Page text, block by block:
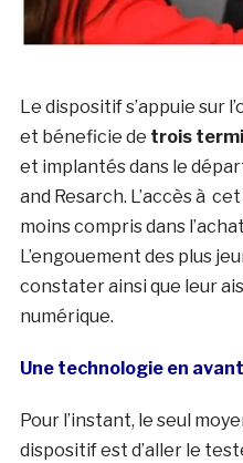
Le dispositif s’appuie sur
et béneficie de trois
et implantés dans le
and Resarch. L’accès à
moins compris dans
L’engouement des plus
constater ainsi que leur
numérique.
Une technologie en
Pour l’instant, le seul
dispositif est d’aller le